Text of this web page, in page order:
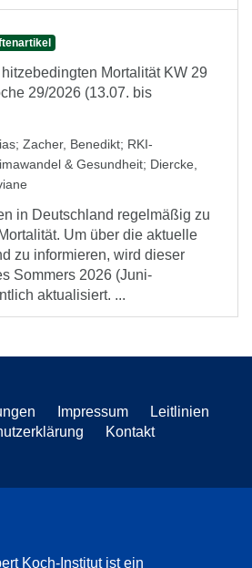
Mortalität KW 29
29/2026 (13.07. bis
; Zacher, Benedikt; RKI-
& Gesundheit; Diercke,
in Deutschland regelmäßig zu
Um über die aktuelle
zu informieren, wird dieser
Sommers 2026 (Juni-
aktualisiert. ...
Impressum
Leitlinien
Kontakt
Koch-Institut ist ein